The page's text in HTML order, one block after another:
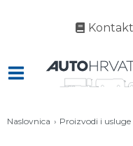
Naslovnica Proizvodi i usluge